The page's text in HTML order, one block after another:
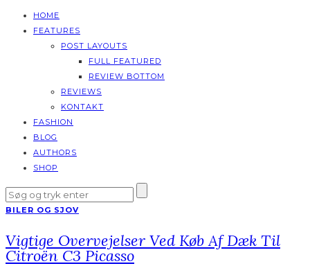
HOME
FEATURES
POST LAYOUTS
FULL FEATURED
REVIEW BOTTOM
REVIEWS
KONTAKT
FASHION
BLOG
AUTHORS
SHOP
BILER OG SJOV
Vigtige Overvejelser Ved Køb Af Dæk Til
Citroën C3 Picasso